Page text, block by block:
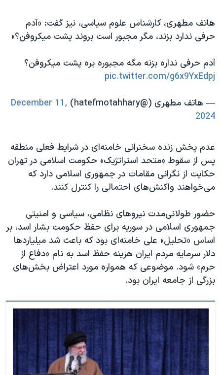
هاتف مطهری، کارشناس علوم سیاسی، نیز گفت: «آدم
حرفی ندارد بزند، مگر مجبور است بروند پشت میکروفن؟»
آدم حرفی نداره بزنه مگه مجبوره بره پشت میکروفن؟
pic.twitter.com/g6x9YxEdpj
— هاتف مطهری (@hatefmotahhary)
December 11,
2024
عدم پخش زنده سخنرانی خامنه‌ای در شرایط فعلی منطقه
پس از سقوط «متحد استراتژیک» حکومت اسلامی در تهران
حکایت از نگرانی مقامات در جمهوری اسلامی دارد که
می‌خواهند واکنش‌های احتمالی را کنترل کنند.
حضور طولانی‌مدت نیروهای نظامی، سیاسی و امنیتی
جمهوری اسلامی در سوریه برای حفظ حکومت بشار اسد، بر
اساس «تحلیل» علی خامنه‌ای بود که باعث شد میلیاردها
دلار سرمایه مردم ایران هزینه حفظ اسد به نام «دفاع از
حرم» شود. موضوعی که همواره مورد اعتراض بخش‌های
بزرگی از جامعه ایران بود.